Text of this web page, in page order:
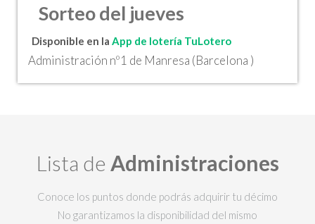
Sorteo del jueves
Disponible en la App de lotería TuLotero
Administración nº1 de Manresa (Barcelona )
Lista de Administraciones
Conoce los puntos donde podrás adquirir tu décimo
No garantizamos la disponibilidad del mismo